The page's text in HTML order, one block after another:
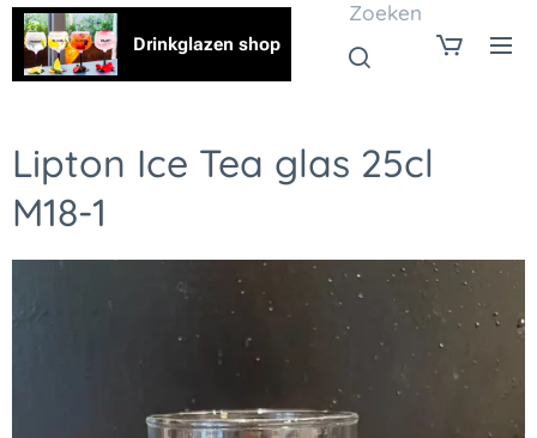
Drinkglazen shop
Zoeken
Lipton Ice Tea glas 25cl
M18-1